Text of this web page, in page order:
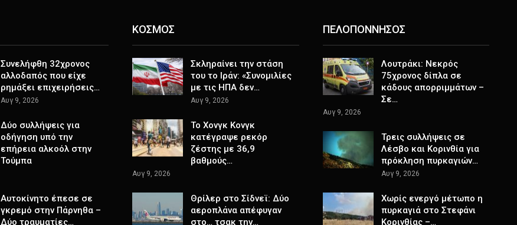
Συνελήφθη 32χρονος
αλλοδαπός που είχε
ρημάξει επιχειρήσεις…
Αυγ 9, 2026
Δύο συλλήψεις για
οδήγηση υπό την
επήρεια αλκοόλ στην
Τούμπα
Αυτοκίνητο έπεσε σε
γκρεμό στην Πάρνηθα –
Δύο τραυματίες…
ΚΟΣΜΟΣ
Σκληραίνει την στάση
του το Ιράν: «Συνομιλίες
με τις ΗΠΑ δεν…
Αυγ 9, 2026
Το Χονγκ Κονγκ
κατέγραψε ρεκόρ
ζέστης με 36,9
βαθμούς…
Αυγ 9, 2026
Θρίλερ στο Σίδνεϊ: Δύο
αεροπλάνα απέφυγαν
στο… τσακ την…
ΠΕΛΟΠΟΝΝΗΣΟΣ
Λουτράκι: Νεκρός
75χρονος δίπλα σε
κάδους απορριμμάτων –
Σε…
Αυγ 9, 2026
Τρεις συλλήψεις σε
Λέσβο και Κορινθία για
πρόκληση πυρκαγιών…
Αυγ 9, 2026
Χωρίς ενεργό μέτωπο η
πυρκαγιά στο Στεφάνι
Κορινθίας –…